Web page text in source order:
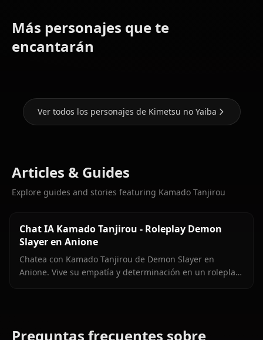
Más personajes que te
encantarán
Kamado
Ver todos los personajes de Kimetsu no Yaiba
Articles & Guides
Explore guides and stories featuring Kamado Tanjirou
Chat IA Kamado Tanjirou - Roleplay Demon
Slayer en Anione
Chatea con Kamado Tanjirou de Demon Slayer en
Anione. Vive su empatía y determinación en un roleplay
Preguntas frecuentes sobre